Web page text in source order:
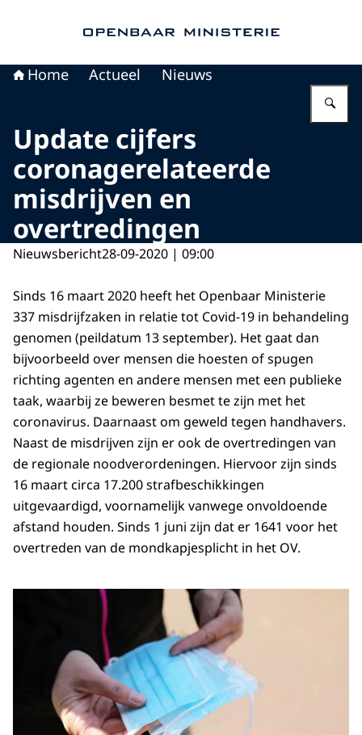
Home Actueel Nieuws
Update cijfers
coronagerelateerde
misdrijven en
overtredingen
Nieuwsbericht28-09-2020 | 09:00
Sinds 16 maart 2020 heeft het Openbaar Ministerie
337 misdrijfzaken in relatie tot Covid-19 in behandeling
genomen (peildatum 13 september). Het gaat dan
bijvoorbeeld over mensen die hoesten of spugen
richting agenten en andere mensen met een publieke
taak, waarbij ze beweren besmet te zijn met het
coronavirus. Daarnaast om geweld tegen handhavers.
Naast de misdrijven zijn er ook de overtredingen van
de regionale noodverordeningen. Hiervoor zijn sinds
16 maart circa 17.200 strafbeschikkingen
uitgevaardigd, voornamelijk vanwege onvoldoende
afstand houden. Sinds 1 juni zijn dat er 1641 voor het
overtreden van de mondkapjesplicht in het OV.